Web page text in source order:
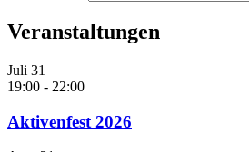
Veranstaltungen
Juli 31
19:00 - 22:00
Aktivenfest 2026